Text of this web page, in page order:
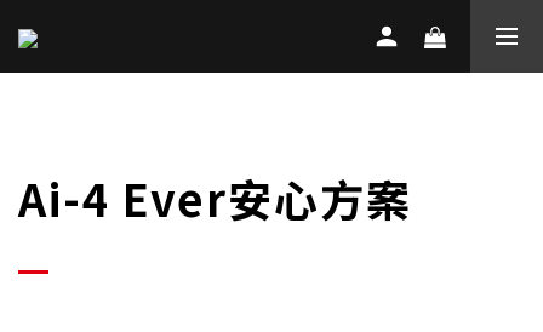
Ai-4 Ever安心方案